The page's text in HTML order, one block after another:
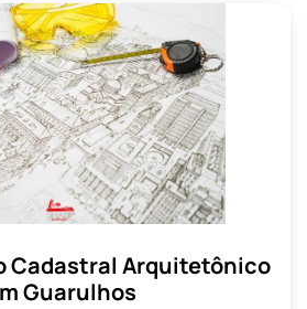
Cadastral Arquitetônico
Guarulhos